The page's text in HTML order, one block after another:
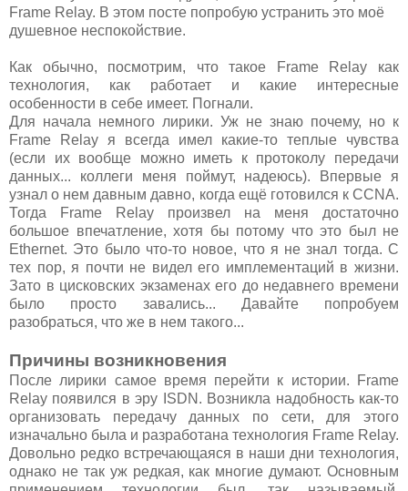
Frame Relay. В этом посте попробую устранить это моё
душевное неспокойствие.
Как обычно, посмотрим, что такое Frame Relay как
технология, как работает и какие интересные
особенности в себе имеет. Погнали.
Для начала немного лирики. Уж не знаю почему, но к
Frame Relay я всегда имел какие-то теплые чувства
(если их вообще можно иметь к протоколу передачи
данных... коллеги меня поймут, надеюсь). Впервые я
узнал о нем давным давно, когда ещё готовился к CCNA.
Тогда Frame Relay произвел на меня достаточно
большое впечатление, хотя бы потому что это был не
Ethernet. Это было что-то новое, что я не знал тогда. С
тех пор, я почти не видел его имплементаций в жизни.
Зато в цисковских экзаменах его до недавнего времени
было просто завались... Давайте попробуем
разобраться, что же в нем такого...
Причины возникновения
После лирики самое время перейти к истории. Frame
Relay появился в эру ISDN. Возникла надобность как-то
организовать передачу данных по сети, для этого
изначально была и разработана технология Frame Relay.
Довольно редко встречающаяся в наши дни технология,
однако не так уж редкая, как многие думают. Основным